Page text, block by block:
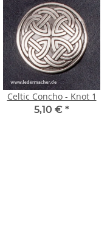
Celtic Concho - Knot 1
5,10 € *